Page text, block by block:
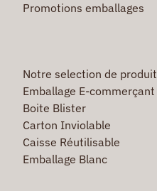
Promotions emballages
Notre selection de produit
Emballage E-commerçant
Boite Blister
Carton Inviolable
Caisse Réutilisable
Emballage Blanc